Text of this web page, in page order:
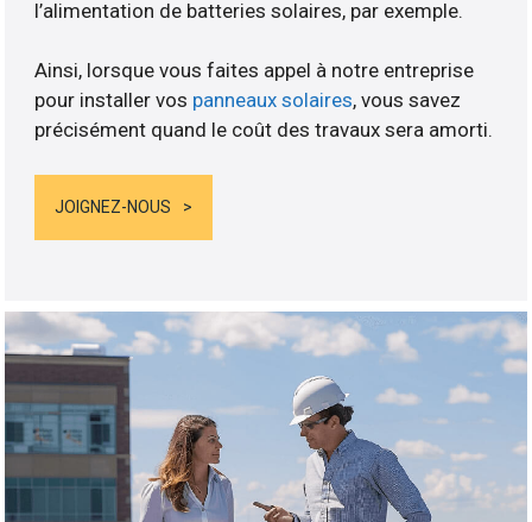
l’alimentation de batteries solaires, par exemple.
Ainsi, lorsque vous faites appel à notre entreprise
pour installer vos panneaux solaires, vous savez
précisément quand le coût des travaux sera amorti.
JOIGNEZ-NOUS